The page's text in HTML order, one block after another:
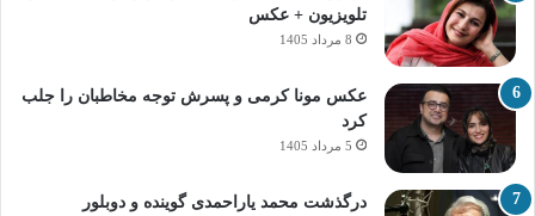
تلویزیون + عکس
8 مرداد 1405
عکس مونا کرمی و پسرش توجه مخاطبان را جلب
کرد
5 مرداد 1405
درگذشت محمد یاراحمدی گوینده و دوبلور